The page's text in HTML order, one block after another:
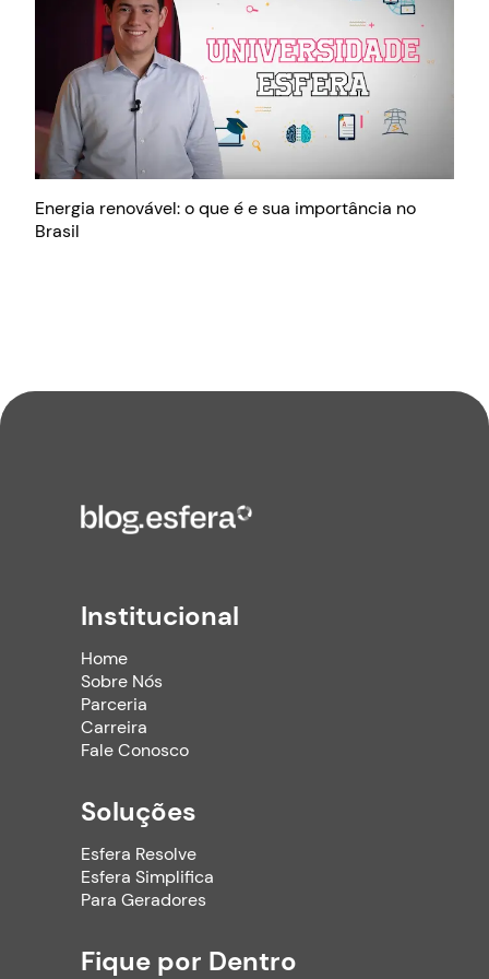
Energia renovável: o que é e sua importância no
Brasil
Institucional
Home
Sobre Nós
Parceria
Carreira
Fale Conosco
Soluções
Esfera Resolve
Esfera Simplifica
Para Geradores
Fique por Dentro